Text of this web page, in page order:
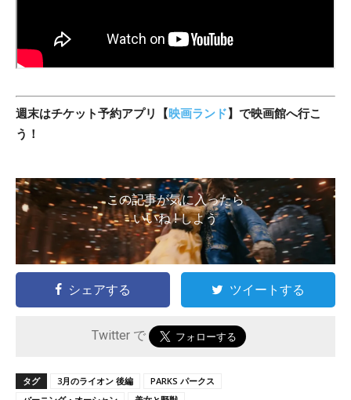
週末はチケット予約アプリ【映画ランド】で映画館へ行こ
う！
この記事が気に入ったら
いいね ! しよう
シェアする ツイートする
Twitter で
タグ 3月のライオン 後編
PARKS パークス